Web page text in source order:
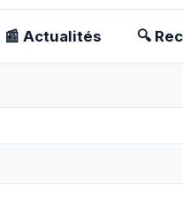
📰 Actualités 🔍